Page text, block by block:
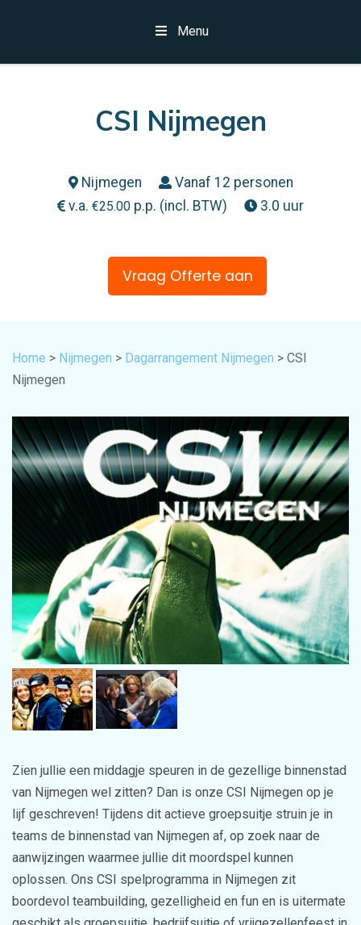
Menu
CSI Nijmegen
Nijmegen
Vanaf 12 personen
v.a.€25.00 p.p. (incl. BTW) 3.0 uur
Vraag Offerte aan
Home > Nijmegen > Dagarrangement Nijmegen > CSI
Nijmegen
Zien jullie een middagje speuren in de gezellige binnenstad
van Nijmegen wel zitten? Dan is onze CSI Nijmegen op je
lijf geschreven! Tijdens dit actieve groepsuitje struin je in
teams de binnenstad van Nijmegen af, op zoek naar de
aanwijzingen waarmee jullie dit moordspel kunnen
oplossen. Ons CSI spelprogramma in Nijmegen zit
boordevol teambuilding, gezelligheid en fun en is uitermate